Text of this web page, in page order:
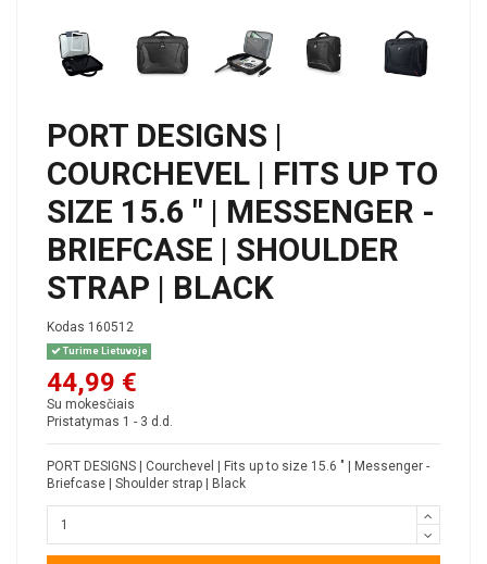
PORT DESIGNS |
COURCHEVEL | FITS UP TO
SIZE 15.6 " | MESSENGER -
BRIEFCASE | SHOULDER
STRAP | BLACK
Kodas 160512
Turime Lietuvoje
44,99 €
Su mokesčiais
Pristatymas 1 - 3 d.d.
PORT DESIGNS | Courchevel | Fits up to size 15.6 " | Messenger -
Briefcase | Shoulder strap | Black